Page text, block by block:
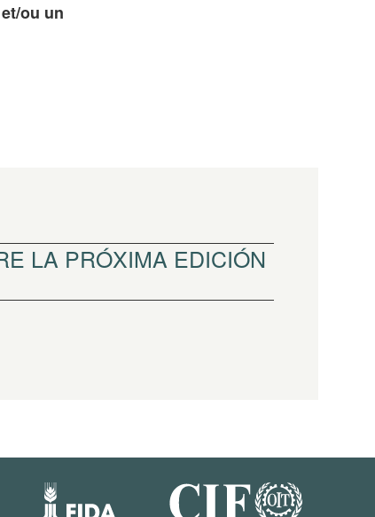
ou un
LA PRÓXIMA EDICIÓN